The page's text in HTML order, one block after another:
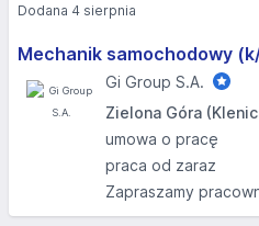
Mechanik samochodowy
Gi Group S.A.
Zielona Góra
umowa o pracę
praca od zaraz
Zapraszamy
Dodana 4 sierpnia